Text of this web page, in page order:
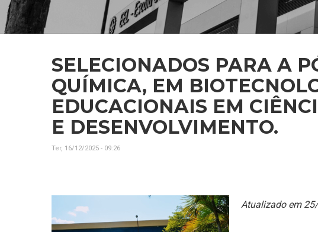
SELECIONADOS PARA A
QUÍMICA, EM
EDUCACIONAIS EM
E DESENVOLVIMENTO.
Ter, 16/12/2025 - 09:26
Atualizado em